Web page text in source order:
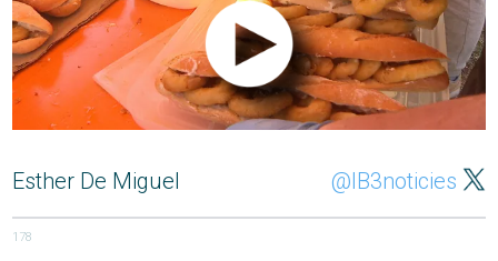
Esther De Miguel @IB3noticies
178